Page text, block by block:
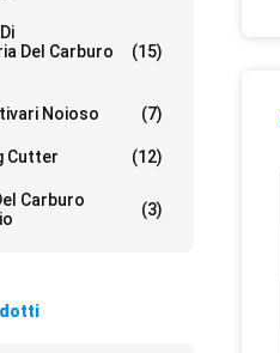
Del Carburo
(15)
Noioso (7)
Cutter (12)
Carburo
(3)